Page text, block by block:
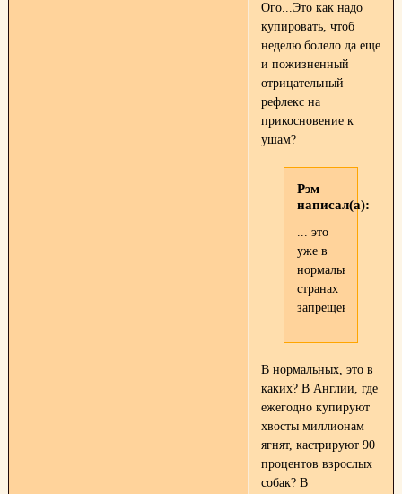
Ого...Это как надо
купировать, чтоб
неделю болело да еще
и пожизненный
отрицательный
рефлекс на
прикосновение к
ушам?
Рэм
написал(а):
... это
уже в
нормальных
странах
запрещено.
В нормальных, это в
каких? В Англии, где
ежегодно купируют
хвосты миллионам
ягнят, кастрируют 90
процентов взрослых
собак? В